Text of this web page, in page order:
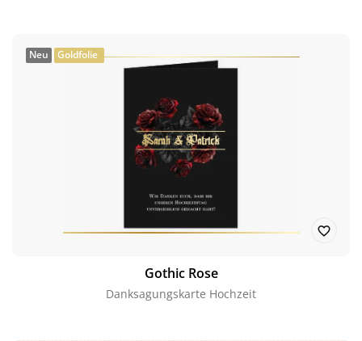
Neu Goldfolie
Gothic Rose
Danksagungskarte Hochzeit